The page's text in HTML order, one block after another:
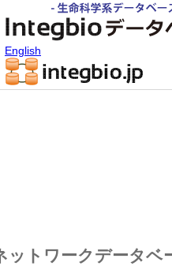
English
ットワークデータベ